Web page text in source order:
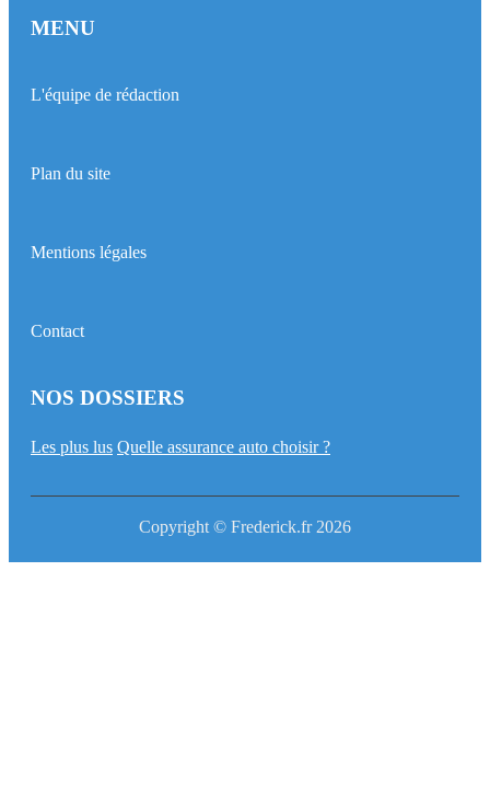
MENU
L'équipe de rédaction
Plan du site
Mentions légales
Contact
NOS DOSSIERS
Les plus lus Quelle assurance auto choisir ?
Copyright © Frederick.fr 2026